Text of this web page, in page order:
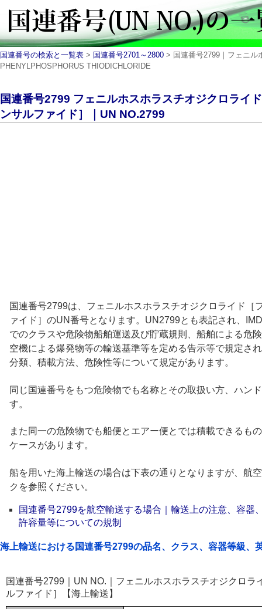
国連番号の検索と一覧表 > 国連番号2701～2800 > 国連番号2799｜フェニル
PHENYLPHOSPHORUS THIODICHLORIDE
国連番号2799 フェニルホスホラスチオジクロライ
ンサルファイド］｜UN NO.2799
国連番号2799は、フェニルホスホラスチオジクロライド［
ァイド］のUN番号となります。UN2799とも表記され、
でのクラスや危険物船舶運送及び貯蔵規則、船舶による危
空機による爆発物等の輸送基準等を定める告示等で規定さ
分類、積載方法、危険性等について規定があります。
同じ国連番号をもつ危険物でも名称とその取扱い方、ハン
す。
また同一の危険物でも船便とエアー便とでは積載できるも
ケースがあります。
船を用いた海上輸送の場合は下表の通りとなりますが、航
クを参照ください。
国連番号2799を航空輸送する場合｜輸送上の注意、容器
許容量等についての規制
海上輸送における国連番号2799の品名、クラス、容器等級、
国連番号2799｜UN NO.｜フェニルホスホラスチオジクロラ
ルファイド］【海上輸送】